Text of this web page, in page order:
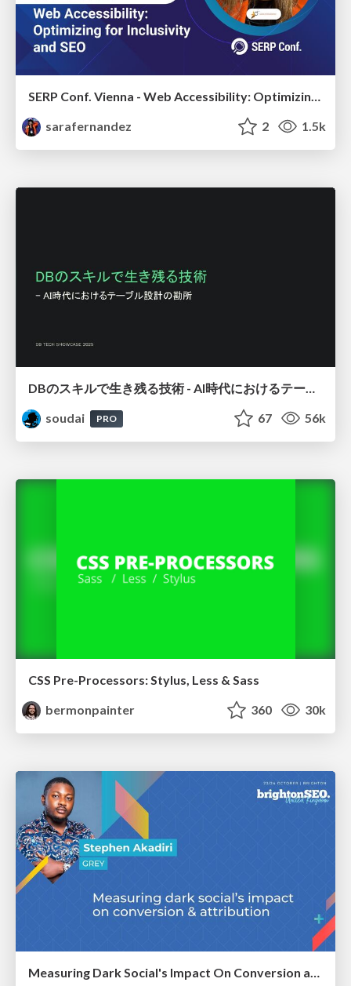
sarafernandez
2 1.5k
DBのスキルで生き残る技術 - AI時代におけるテーブル設計の勘所
soudai
PRO 67 56k
CSS Pre-Processors: Stylus, Less & Sass
bermonpainter
360 30k